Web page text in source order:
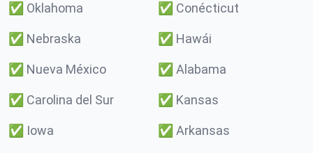
✅ Oklahoma ✅ Conécticut
✅ Nebraska ✅ Hawái
✅ Nueva México ✅ Alabama
✅ Carolina del Sur ✅ Kansas
✅ Iowa ✅ Arkansas